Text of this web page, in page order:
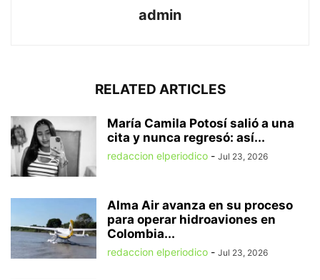
admin
RELATED ARTICLES
María Camila Potosí salió a una
cita y nunca regresó: así...
redaccion elperiodico - Jul 23, 2026
Alma Air avanza en su proceso
para operar hidroaviones en
Colombia...
redaccion elperiodico - Jul 23, 2026